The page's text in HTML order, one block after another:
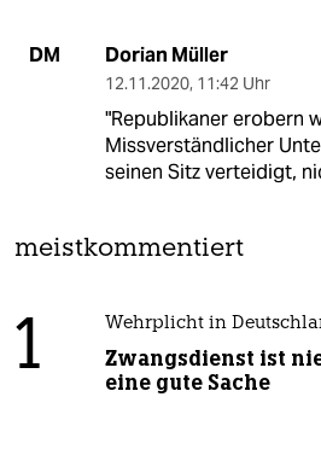
DM Dorian Müller
12.11.2020, 11:42 Uhr
"Republikaner erobern
Missverständlicher
seinen Sitz verteidigt,
meistkommentiert
1 Wehrplicht in
Zwangsdienst ist
eine gute Sache